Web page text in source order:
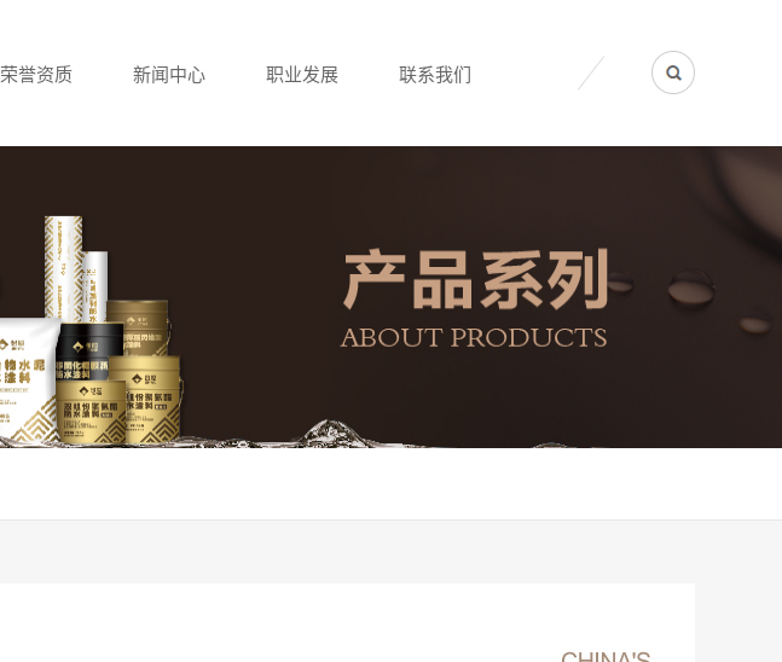
荣誉资质 新闻中心 职业发展 联系我们